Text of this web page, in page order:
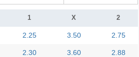
1 X 2
2.25 3.50 2.75
2.30 3.60 2.88